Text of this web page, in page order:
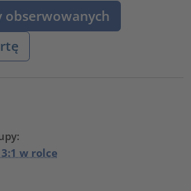
obserwowanych
w rolce